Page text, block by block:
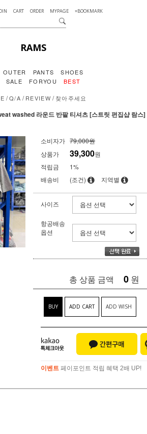
CART ORDER MYPAGE +BOOKMARK
RAMS
OUTER PANTS
SHOES
SALE FORYOU BEST
/Q/A /REVIEW /찾아주세요
washed 라운드 반팔 티셔츠 [스트릿 편집샵 람스]
소비자가 79,000원
상품가
39,300원
적립금
1%
배송비
(조건) 지역별
사이즈
항공배송
옵션
총 상품 금액 0 원
BUY ADD CART ADD WISH
이벤트 페이포인트 적립 혜택 2배 UP!